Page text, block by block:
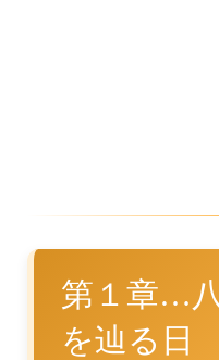
第１章…
を辿る日